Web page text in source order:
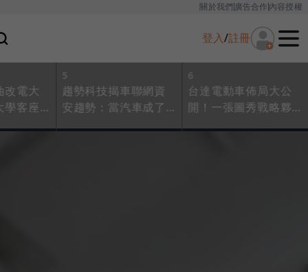
關於我們廣告合作內容授權
登入/註冊
改電大
學客座
5
趨勢科技揭車聯網資
安趨勢：當汽車成了
6
台達電動車佈局大公
開！一張圖秀戰略夥